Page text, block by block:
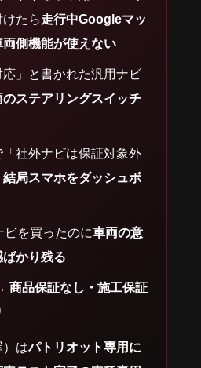
たら走行中Googleマッ
側機能が使えない
応」と書かれた汎用ナビ
のステアリングスイッチ
社外ナビは保証対象外
結局スマホをダッシュボ
を買ったのに車両の意
かり残る
商品保証なし・施工保証
）はパトリオット専用に